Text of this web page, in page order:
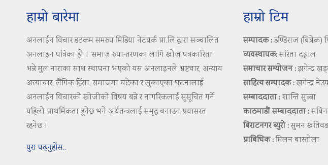
हाम्रो बारेमा
अनलाईन विचार डटकम समरुप मिडिया नेटवर्क प्रा.लि.द्वारा सञ्चालित
अनलाइन पत्रिका हो । ‘समाज रुपान्तरणका लागि खोज पत्रकारिता’
भन्ने मुल नाराका साथ स्थापना भएको यस अनलाइनले भ्रष्टचार, अन्याय
अत्याचार, लैंगिक हिंसा, समाजमा घटेका र लुकाएका घटनालाई
अनलाईन विचारको खोजीको विषय बन्ने र नागरिकलाई सुसूचित गर्ने
पहिलो प्राथमिकता हुनेछ भने अर्थतन्त्रलाई समृद्ध बनाउन प्रयासरत
रहनेछ ।
पुरा पढ्नुहोस..
हाम्रो टिम
सम्पादक :डण्डिराज (बिबेक)
व्यवस्थापक:सरिता दङ्गाल
समाचार सम्योजन :झगेन्द्र
साहित्य सम्पादक :खगेन्द्र
सम्बाददाता :शान्ति सुब्बा
काठमाडौं सम्बाददाता :सबिन
बिराटनगर ब्युरो :सुमन
प्राबिधिक :मिलन बास्तोला